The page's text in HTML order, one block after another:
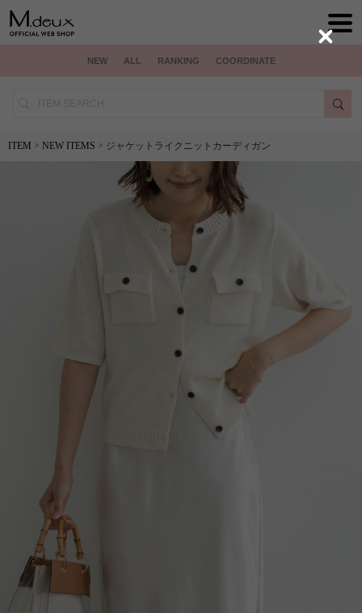
NEW ALL RANKING COORDINATE
ITEM > NEW ITEMS > ジャケットライクニットカーディガン
Close